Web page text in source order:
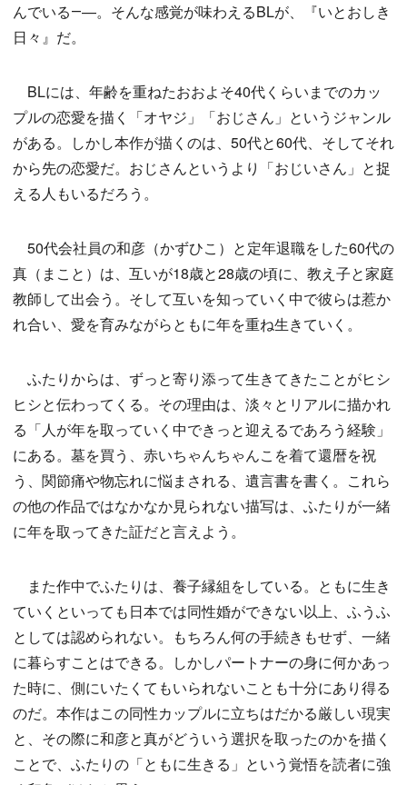
んでいる―—。そんな感覚が味わえるBLが、『いとおしき
日々』だ。
BLには、年齢を重ねたおおよそ40代くらいまでのカッ
プルの恋愛を描く「オヤジ」「おじさん」というジャンル
がある。しかし本作が描くのは、50代と60代、そしてそれ
から先の恋愛だ。おじさんというより「おじいさん」と捉
える人もいるだろう。
50代会社員の和彦（かずひこ）と定年退職をした60代の
真（まこと）は、互いが18歳と28歳の頃に、教え子と家庭
教師して出会う。そして互いを知っていく中で彼らは惹か
れ合い、愛を育みながらともに年を重ね生きていく。
ふたりからは、ずっと寄り添って生きてきたことがヒシ
ヒシと伝わってくる。その理由は、淡々とリアルに描かれ
る「人が年を取っていく中できっと迎えるであろう経験」
にある。墓を買う、赤いちゃんちゃんこを着て還暦を祝
う、関節痛や物忘れに悩まされる、遺言書を書く。これら
の他の作品ではなかなか見られない描写は、ふたりが一緒
に年を取ってきた証だと言えよう。
また作中でふたりは、養子縁組をしている。ともに生き
ていくといっても日本では同性婚ができない以上、ふうふ
としては認められない。もちろん何の手続きもせず、一緒
に暮らすことはできる。しかしパートナーの身に何かあっ
た時に、側にいたくてもいられないことも十分にあり得る
のだ。本作はこの同性カップルに立ちはだかる厳しい現実
と、その際に和彦と真がどういう選択を取ったのかを描く
ことで、ふたりの「ともに生きる」という覚悟を読者に強